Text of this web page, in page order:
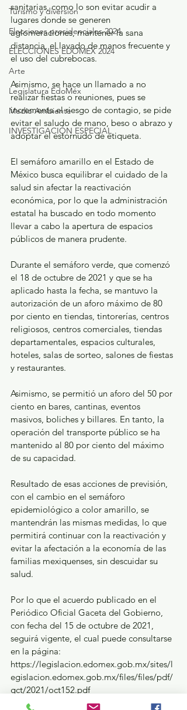
Turismo y diversión
Elecciones presidenciales 2024
ELECCIONES EDOMEX 2024
Arte
Legislatura EdoMéx
Medio Ambiente
INVESTIGACIÓN ESPECIAL
sanitarias, como lo son evitar acudir a
lugares donde se generen
aglomeraciones, mantener la sana
distancia, el lavado de manos frecuente y
el uso del cubrebocas.
Asimismo, se hace un llamado a no
realizar fiestas o reuniones, pues se
incrementa el riesgo de contagio, se pide
evitar el saludo de mano, beso o abrazo y
adoptar el estornudo de etiqueta.
El semáforo amarillo en el Estado de
México busca equilibrar el cuidado de la
salud sin afectar la reactivación
económica, por lo que la administración
estatal ha buscado en todo momento
llevar a cabo la apertura de espacios
públicos de manera prudente.
Durante el semáforo verde, que comenzó
el 18 de octubre de 2021 y que se ha
aplicado hasta la fecha, se mantuvo la
autorización de un aforo máximo de 80
por ciento en tiendas, tintorerías, centros
religiosos, centros comerciales, tiendas
departamentales, espacios culturales,
hoteles, salas de sorteo, salones de fiestas
y restaurantes.
Asimismo, se permitió un aforo del 50 por
ciento en bares, cantinas, eventos
masivos, boliches y billares. En tanto, la
operación del transporte público se ha
mantenido al 80 por ciento del máximo
de su capacidad.
Resultado de esas acciones de previsión,
con el cambio en el semáforo
epidemiológico a color amarillo, se
mantendrán las mismas medidas, lo que
permitirá continuar con la reactivación y
evitar la afectación a la economía de las
familias mexiquenses, sin descuidar su
salud.
Por lo que el acuerdo publicado en el
Periódico Oficial Gaceta del Gobierno,
con fecha del 15 de octubre de 2021,
seguirá vigente, el cual puede consultarse
en la página:
https://legislacion.edomex.gob.mx/sites/l
egislacion.edomex.gob.mx/files/files/pdf/
gct/2021/oct152.pdf